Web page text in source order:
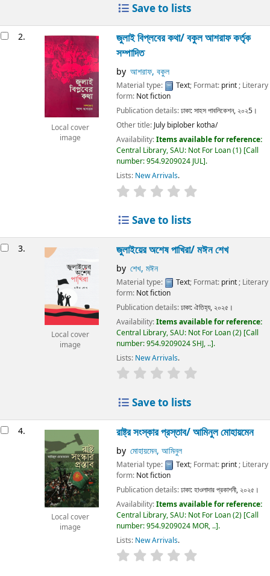
Save to lists
2.
Local cover
image
জুলাই বিপ্লবের কথা/বকুল আশরাফ কর্তৃক
সম্পাদিত
by আশরাফ, বকুল
Material type: Text; Format: print; Literary
form: Not fiction
Publication details:ঢাকা:সাহস পাবলিকেশন,২০২5।
Other title: July biplober kotha/
Availability:Items available for reference:
Central Library, SAU: Not For Loan(1) Call
number:954.9209024 JUL .
Lists: New Arrivals.
Save to lists
3.
Local cover
image
জুলাইয়ের অশেষ পাখিরা/মঈন শেখ
by শেখ, মঈন
Material type: Text; Format: print; Literary
form: Not fiction
Publication details:ঢাকা:ঐতিহ্য,২০২৫।
Availability:Items available for reference:
Central Library, SAU: Not For Loan(2) Call
number:954.9209024 SHJ, .. .
Lists: New Arrivals.
Save to lists
4.
Local cover
image
রাষ্ট্র সংস্কার প্রস্তাব/আমিনুল মোহায়মেন
by মোহায়মেন, আমিনুল
Material type: Text; Format: print; Literary
form: Not fiction
Publication details:ঢাকা:হাওলাদার প্রকাশনী,২০২৫।
Availability:Items available for reference:
Central Library, SAU: Not For Loan(2) Call
number:954.9209024 MOR, .. .
Lists: New Arrivals.